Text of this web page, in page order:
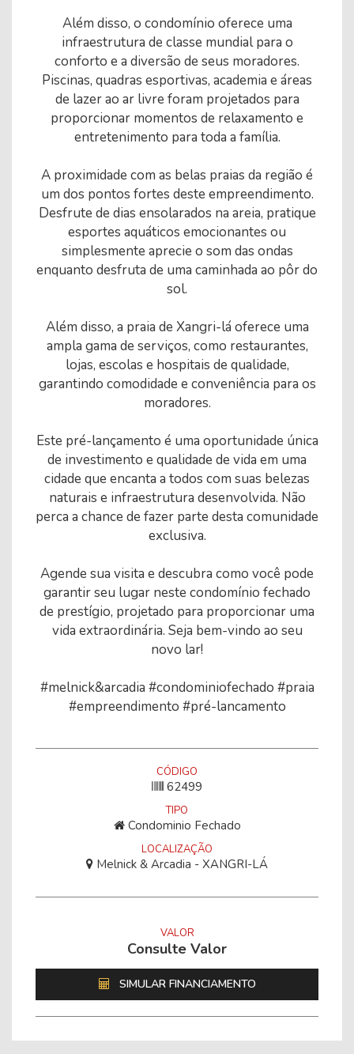
Além disso, o condomínio oferece uma
infraestrutura de classe mundial para o
conforto e a diversão de seus moradores.
Piscinas, quadras esportivas, academia e áreas
de lazer ao ar livre foram projetados para
proporcionar momentos de relaxamento e
entretenimento para toda a família.
A proximidade com as belas praias da região é
um dos pontos fortes deste empreendimento.
Desfrute de dias ensolarados na areia, pratique
esportes aquáticos emocionantes ou
simplesmente aprecie o som das ondas
enquanto desfruta de uma caminhada ao pôr do
sol.
Além disso, a praia de Xangri-lá oferece uma
ampla gama de serviços, como restaurantes,
lojas, escolas e hospitais de qualidade,
garantindo comodidade e conveniência para os
moradores.
Este pré-lançamento é uma oportunidade única
de investimento e qualidade de vida em uma
cidade que encanta a todos com suas belezas
naturais e infraestrutura desenvolvida. Não
perca a chance de fazer parte desta comunidade
exclusiva.
Agende sua visita e descubra como você pode
garantir seu lugar neste condomínio fechado
de prestígio, projetado para proporcionar uma
vida extraordinária. Seja bem-vindo ao seu
novo lar!
#melnick&arcadia #condominiofechado #praia
#empreendimento #pré-lancamento
CÓDIGO
62499
TIPO
Condominio Fechado
LOCALIZAÇÃO
Melnick & Arcadia - XANGRI-LÁ
VALOR
Consulte Valor
SIMULAR FINANCIAMENTO